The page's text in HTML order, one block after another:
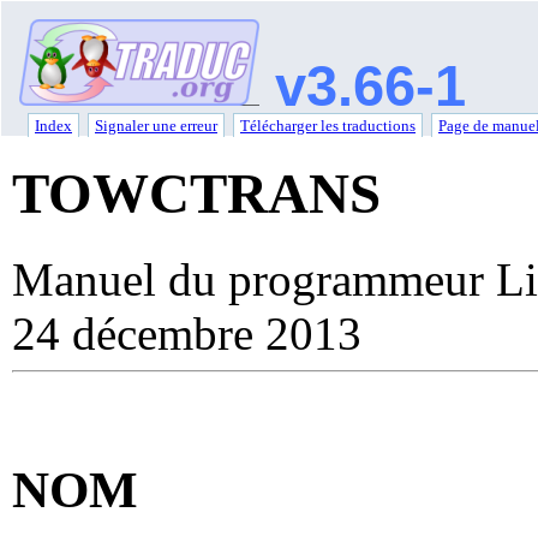
v3.66-1
Index Signaler une erreur Télécharger les traductions Page de
TOWCTRANS
Manuel du programmeur
24 décembre 2013
NOM